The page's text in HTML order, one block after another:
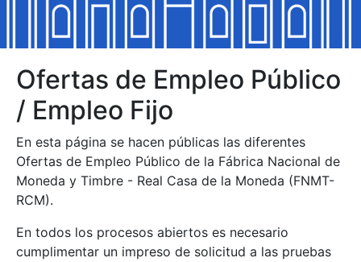
Mostrar/Ocultar
Mostrar/Ocultar
Mostrar/Ocultar
Mostrar/Ocultar
Ofertas de Empleo Público
/ Empleo Fijo
En esta página se hacen públicas las diferentes
Ofertas de Empleo Público de la Fábrica Nacional de
Moneda y Timbre - Real Casa de la Moneda (FNMT-
RCM).
En todos los procesos abiertos es necesario
cumplimentar un impreso de solicitud a las pruebas